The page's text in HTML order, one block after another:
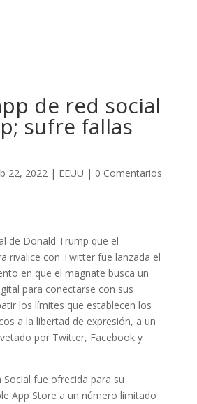
de red social
sufre fallas
22, 2022| EEUU | 0 Comentarios
de Donald Trump que el
rivalice con Twitter fue lanzada el
en que el magnate busca un
para conectarse con sus
los límites que establecen los
a la libertad de expresión, a un
por Twitter, Facebook y
Social fue ofrecida para su
App Store a un número limitado